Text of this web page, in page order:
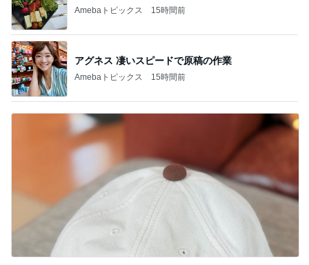
Amebaトピックス 15時間前
アグネス 凄いスピードで原稿の作業
Amebaトピックス 15時間前